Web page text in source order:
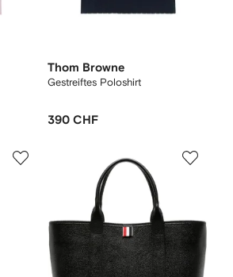
Thom Browne
Gestreiftes Poloshirt
390 CHF